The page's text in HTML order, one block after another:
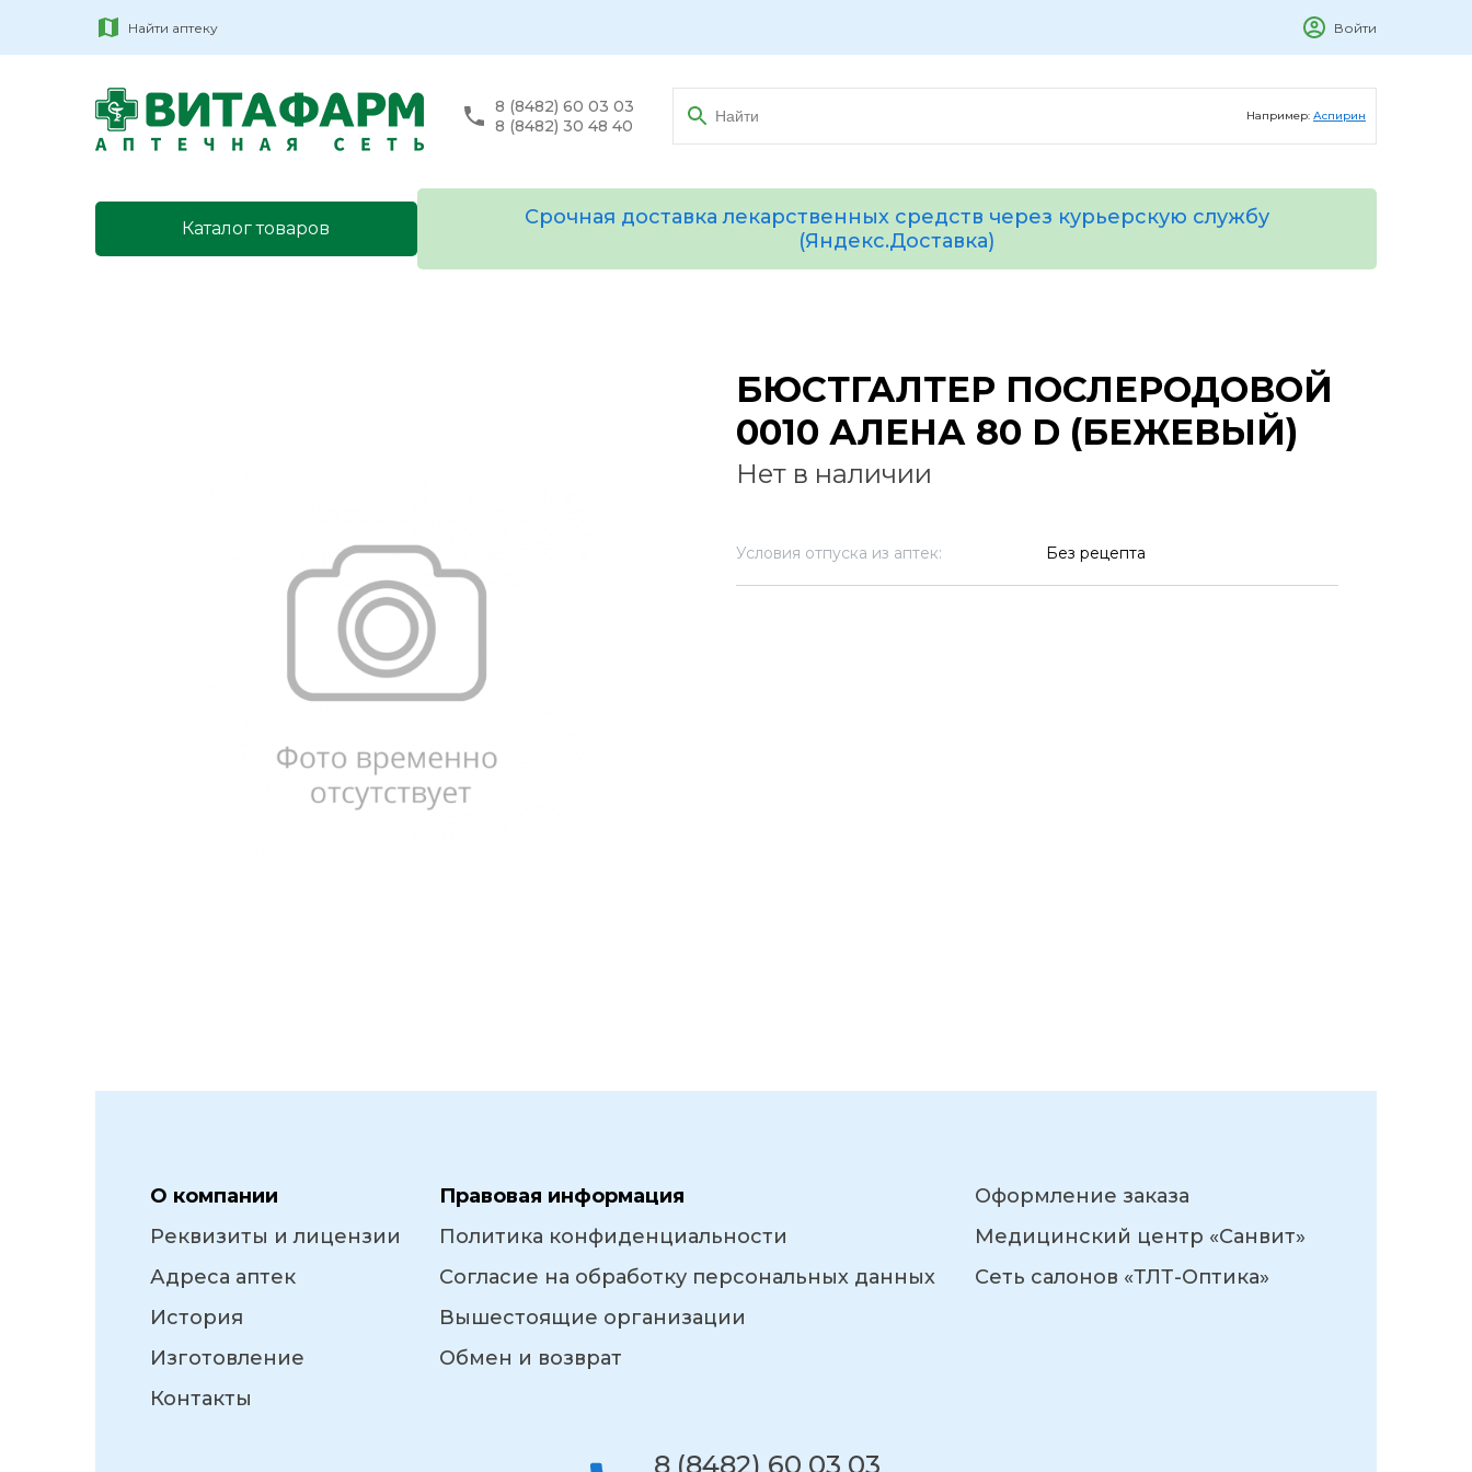
Найти аптеку Войти
8 (8482) 60 03 03
8 (8482) 30 48 40
Например: Аспирин
Каталог товаров
Срочная доставка лекарственных средств через курьерскую службу
(Яндекс.Доставка)
БЮСТГАЛТЕР ПОСЛЕРОДОВОЙ
0010 АЛЕНА 80 D (БЕЖЕВЫЙ)
Нет в наличии
Условия отпуска из аптек: Без рецепта
О компании
Реквизиты и лицензии
Адреса аптек
История
Изготовление
Контакты
Правовая информация
Политика конфиденциальности
Согласие на обработку персональных данных
Вышестоящие организации
Обмен и возврат
Оформление заказа
Медицинский центр «Санвит»
Сеть салонов «ТЛТ-Оптика»
8 (8482) 60 03 03